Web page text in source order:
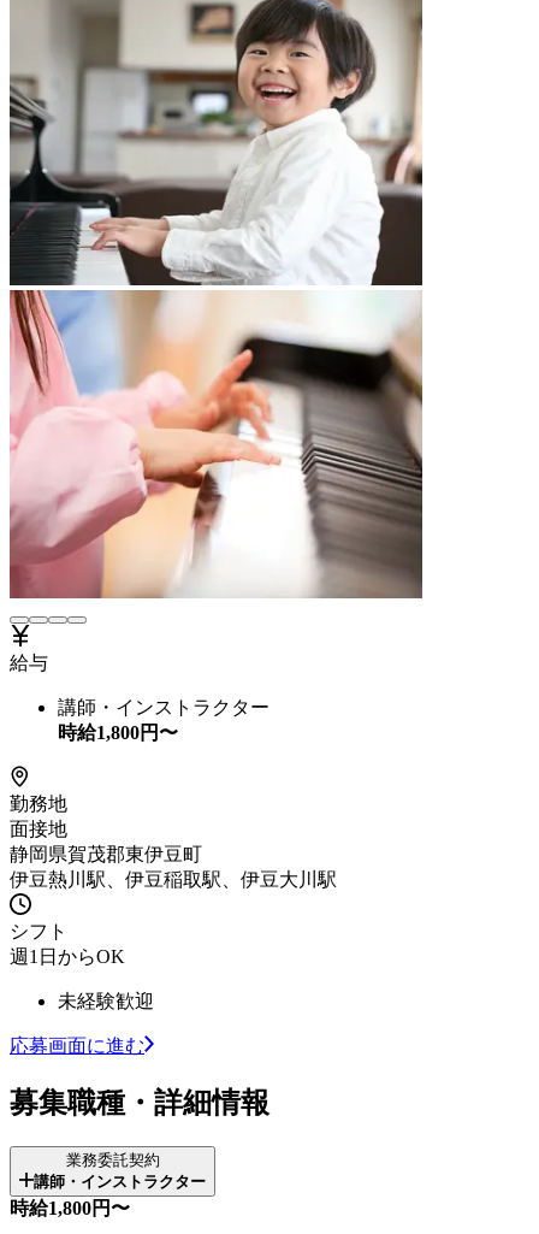
給与
講師・インストラクター
時給1,800円〜
勤務地
面接地
静岡県賀茂郡東伊豆町
伊豆熱川駅、伊豆稲取駅、伊豆大川駅
シフト
週1日からOK
未経験歓迎
応募画面に進む
募集職種・詳細情報
業務委託契約
講師・インストラクター
時給1,800円〜